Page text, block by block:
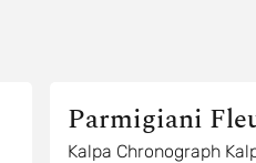
Parmigiani
Kalpa Chronograph